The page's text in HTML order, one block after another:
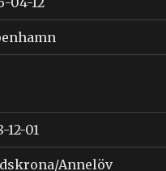
12-01
Annelöv